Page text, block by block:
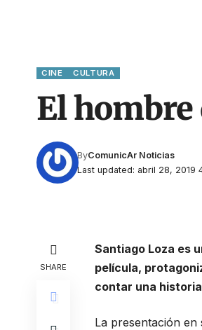
CINE CULTURA
El hombre
Last updated: abril 28, 2019
ByComunicAr Noticias
SHARE
Santiago Loza es
película,
contar una
La presentación